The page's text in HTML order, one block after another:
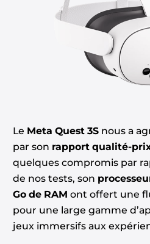
Le Meta Quest 3Snous a
par son rapport qualité-
quelques compromis par
de nos tests, son
Go de RAM ont offert une
pour une large gamme
jeux immersifs aux